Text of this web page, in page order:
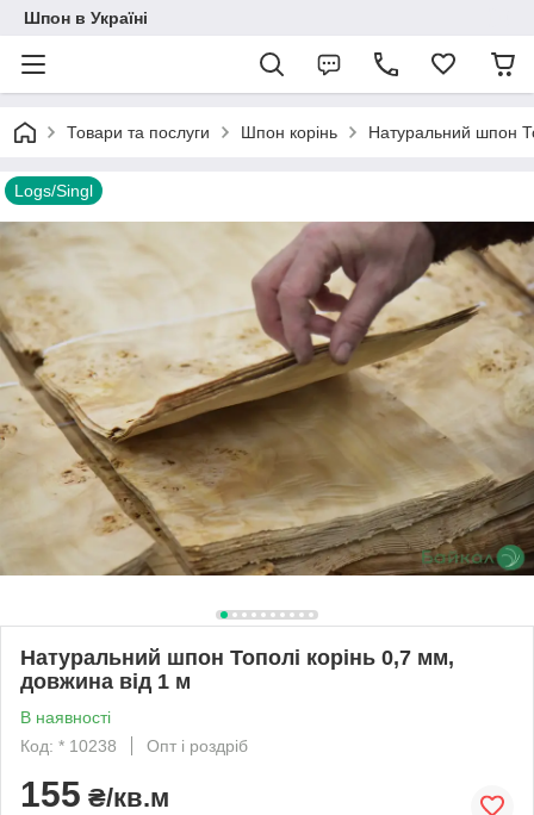
Шпон в Україні
Товари та послуги Шпон корінь Натуральний шпон
Logs/Singl
Натуральний шпон Тополі корінь 0,7 мм,
довжина від 1 м
В наявності
Код: * 10238
Опт і роздріб
155 ₴/кв.м